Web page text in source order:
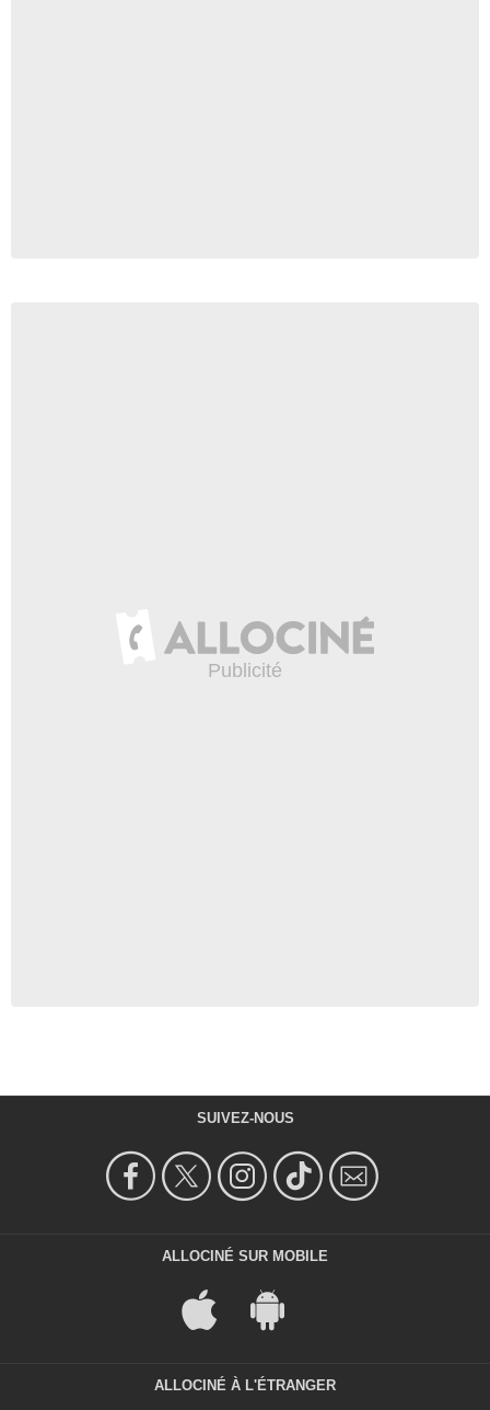
SUIVEZ-NOUS
ALLOCINÉ SUR MOBILE
ALLOCINÉ À L'ÉTRANGER